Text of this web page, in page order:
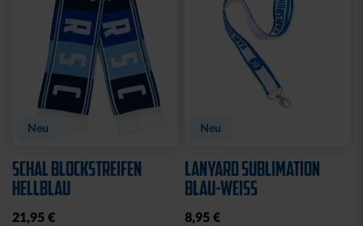
Neu
SCHAL BLOCKSTREIFEN
HELLBLAU
21,95 €
Neu
LANYARD SUBLIMATION
BLAU-WEISS
8,95 €